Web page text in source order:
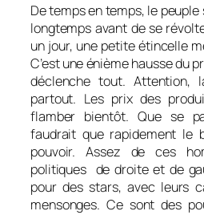
De temps en temps, le
longtemps avant de se
un jour, une petite étincelle
C’est une énième hausse du
déclenche tout. Attention,
partout. Les prix des
flamber bientôt. Que se
faudrait que rapidement le
pouvoir. Assez de ces
politiques de droite et de
pour des stars, avec leurs
mensonges. Ce sont des